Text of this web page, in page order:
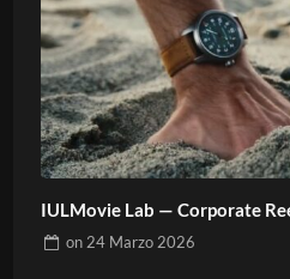
IULMovie Lab — Corporate
on24 Marzo 2026